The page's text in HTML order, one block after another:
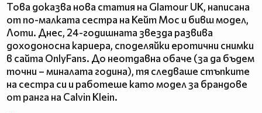
Това доказва нова статия на Glamour UK, написана
от по-малката сестра на Кейт Мос и бивш модел,
Лоти. Днес, 24-годишната звезда развива
доходоносна кариера, споделяйки еротични снимки
в сайта OnlyFans. До неотдавна обаче (за да бъдем
точни – миналата година), тя следваше стъпките
на сестра си и работеше като модел за брандове
от ранга на Calvin Klein.